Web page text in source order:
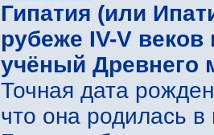
Гипатия (или
рубеже IV-V
учёный Древнего
Точная дата
что она родилась